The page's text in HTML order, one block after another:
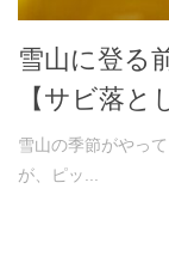
雪山に登る
【サビ落と
雪山の季節がやっ
が、ピッ...